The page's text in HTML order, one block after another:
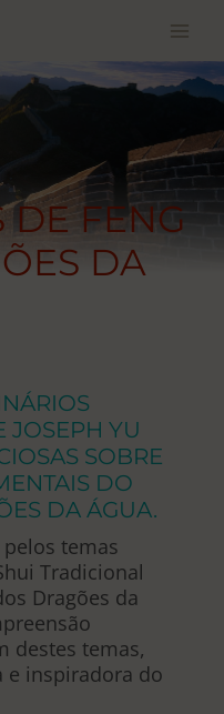
FENG
DA
JOSEPH YU
SOBRE
DO
DA ÁGUA.
temas
Tradicional
Dragões da
destes temas,
e inspiradora do